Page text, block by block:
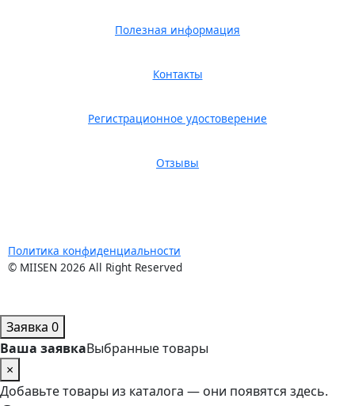
Полезная информация
Контакты
Регистрационное удостоверение
Отзывы
Политика конфиденциальности
© MIISEN 2026 All Right Reserved
Заявка 0
Ваша заявкаВыбранные товары
×
Добавьте товары из каталога — они появятся здесь.